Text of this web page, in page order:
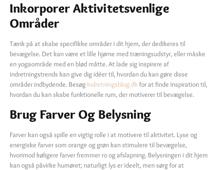
Inkorporer Aktivitetsvenlige
Områder
Tænk på at skabe specifikke områder i dit hjem, der dedikeres til
bevægelse. Det kan være et lille hjørne med træningsudstyr, eller måske
en yogaområde med en blød måtte. At lade sig inspirere af
indretningstrends kan give dig idéer til, hvordan du kan gøre disse
områder indbydende. Besøg Indretningsblog.dk for at finde inspiration til,
hvordan du kan skabe funktionelle rum, der motiverer til bevægelse.
Brug Farver Og Belysning
Farver kan også spille en vigtig rolle i at motivere til aktivitet. Lyse og
energiske farver som orange og grøn kan stimulere til bevægelse,
hvorimod køligere farver fremmer ro og afslapning. Belysningen i dit hjem
kan også påvirke humøret; naturligt lys er ideelt, men sørg for at